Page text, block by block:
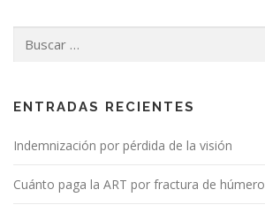
ENTRADAS RECIENTES
Indemnización por pérdida de la visión
Cuánto paga la ART por fractura de húmero